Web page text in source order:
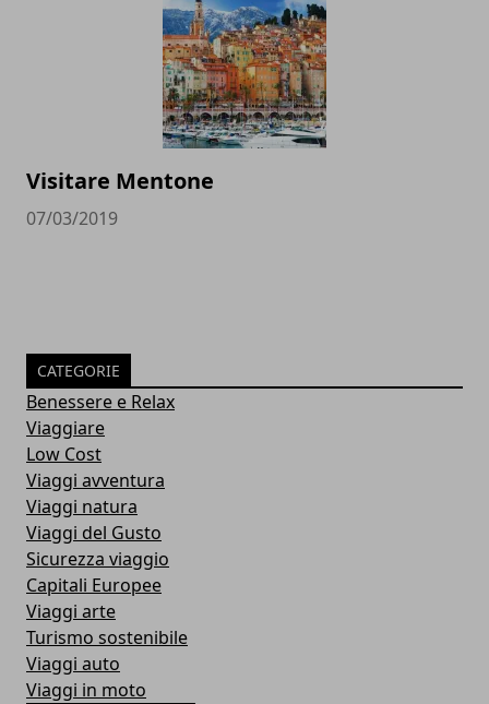
Visitare Mentone
07/03/2019
CATEGORIE
Benessere e Relax
Viaggiare
Low Cost
Viaggi avventura
Viaggi natura
Viaggi del Gusto
Sicurezza viaggio
Capitali Europee
Viaggi arte
Turismo sostenibile
Viaggi auto
Viaggi in moto